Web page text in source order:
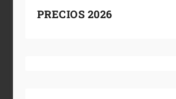
PRECIOS 2026